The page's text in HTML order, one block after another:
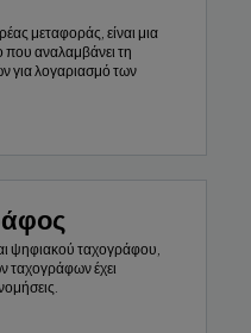
μεταφοράς, είναι μια
αναλαμβάνει τη
για λογαριασμό των
ψηφιακού ταχογράφου,
ταχογράφων έχει